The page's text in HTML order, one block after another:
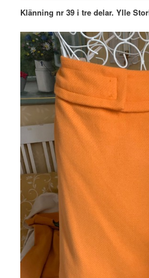
Klänning nr 39 i tre delar. Ylle